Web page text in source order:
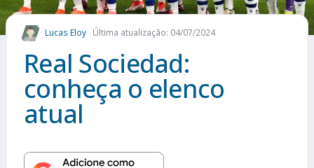
MAIS ESPORTES
Lucas Eloy Última atualização: 04/07/2024
Real Sociedad:
conheça o elenco
atual